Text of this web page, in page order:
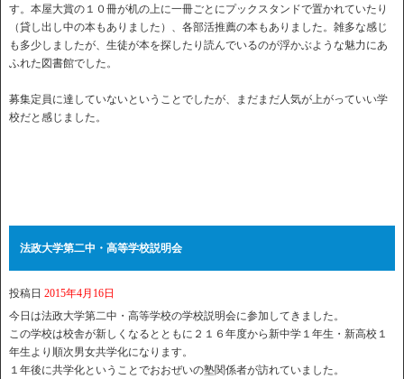
す。本屋大賞の１０冊が机の上に一冊ごとにプックスタンドで置かれていたり
（貸し出し中の本もありました）、各部活推薦の本もありました。雑多な感じ
も多少しましたが、生徒が本を探したり読んでいるのが浮かぶような魅力にあ
ふれた図書館でした。
募集定員に達していないということでしたが、まだまだ人気が上がっていい学
校だと感じました。
法政大学第二中・高等学校説明会
投稿日 2015年4月16日
今日は法政大学第二中・高等学校の学校説明会に参加してきました。
この学校は校舎が新しくなるとともに２１６年度から新中学１年生・新高校１
年生より順次男女共学化になります。
１年後に共学化ということでおおぜいの塾関係者が訪れていました。